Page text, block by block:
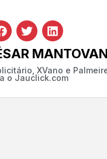
XVano e
o Jauclick.com